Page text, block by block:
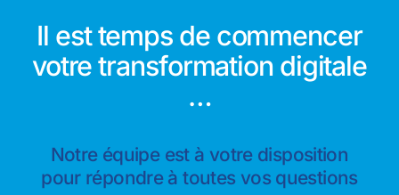
Il est temps de commencer
votre transformation digitale
…
Notre équipe est à votre disposition
pour répondre à toutes vos questions